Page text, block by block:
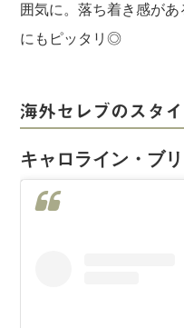
囲気に。落ち着き感が
にもピッタリ◎
海外セレブのスタ
キャロライン・ブ